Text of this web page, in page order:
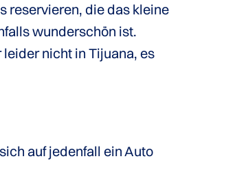
reservieren, die das kleine
wunderschön ist.
nicht in Tijuana, es
auf jedenfall ein Auto